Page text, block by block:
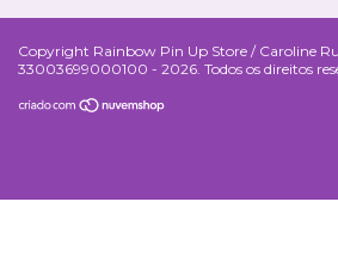
Copyright Rainbow Pin Up Store / Caroline
33003699000100 - 2026. Todos os direitos